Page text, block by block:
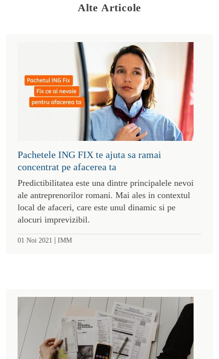
Alte Articole
Pachetele ING FIX te ajuta sa ramai
concentrat pe afacerea ta
Predictibilitatea este una dintre principalele nevoi
ale antreprenorilor romani. Mai ales in contextul
local de afaceri, care este unul dinamic si pe
alocuri imprevizibil.
01 Noi 2021 | IMM